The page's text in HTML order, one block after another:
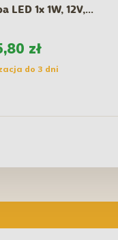
LED 1x 1W, 12V,...
zł
do 3 dni